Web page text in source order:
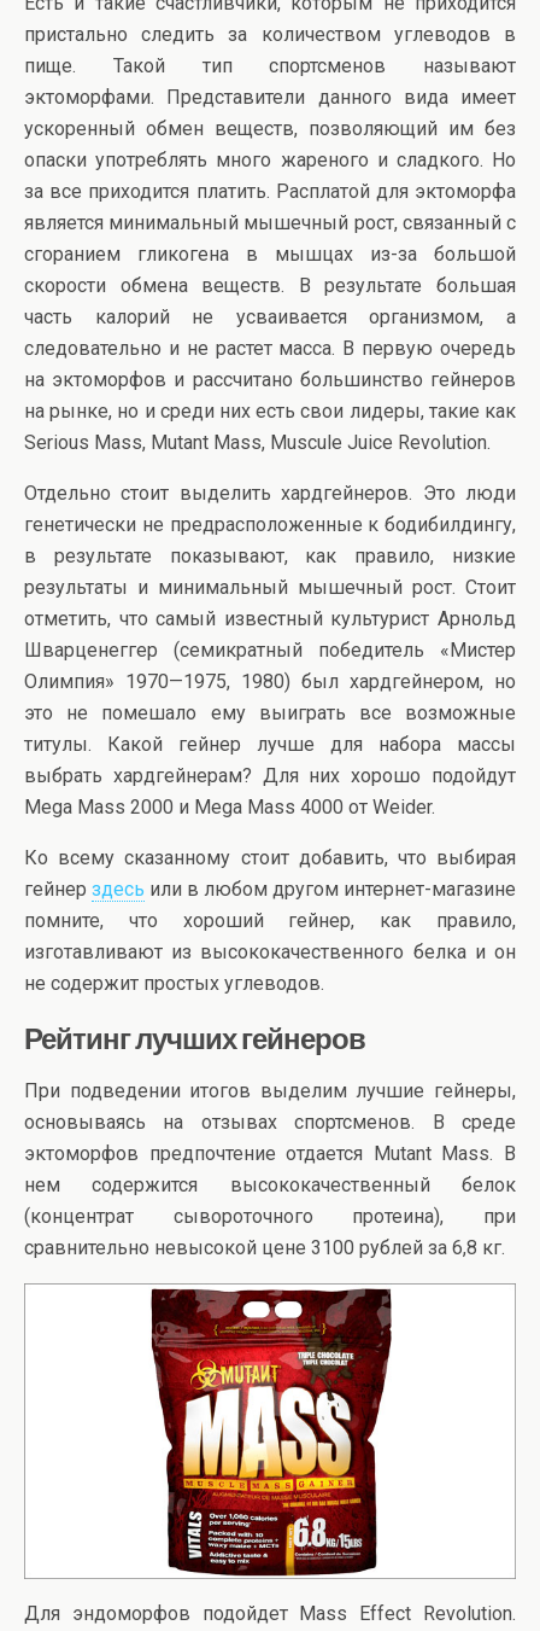
пристально следить за количеством углеводов в
пище. Такой тип спортсменов называют
эктоморфами. Представители данного вида имеет
ускоренный обмен веществ, позволяющий им без
опаски употреблять много жареного и сладкого. Но
за все приходится платить. Расплатой для эктоморфа
является минимальный мышечный рост, связанный с
сгоранием гликогена в мышцах из-за большой
скорости обмена веществ. В результате большая
часть калорий не усваивается организмом, а
следовательно и не растет масса. В первую очередь
на эктоморфов и рассчитано большинство гейнеров
на рынке, но и среди них есть свои лидеры, такие как
Serious Mass, Mutant Mass, Muscule Juice Revolution.
Отдельно стоит выделить хардгейнеров. Это люди
генетически не предрасположенные к бодибилдингу,
в результате показывают, как правило, низкие
результаты и минимальный мышечный рост. Стоит
отметить, что самый известный культурист Арнольд
Шварценеггер (семикратный победитель «Мистер
Олимпия» 1970—1975, 1980) был хардгейнером, но
это не помешало ему выиграть все возможные
титулы. Какой гейнер лучше для набора массы
выбрать хардгейнерам? Для них хорошо подойдут
Mega Mass 2000 и Mega Mass 4000 от Weider.
Ко всему сказанному стоит добавить, что выбирая
гейнер здесь или в любом другом интернет-магазине
помните, что хороший гейнер, как правило,
изготавливают из высококачественного белка и он
не содержит простых углеводов.
Рейтинг лучших гейнеров
При подведении итогов выделим лучшие гейнеры,
основываясь на отзывах спортсменов. В среде
эктоморфов предпочтение отдается Mutant Mass. В
нем содержится высококачественный белок
(концентрат сывороточного протеина), при
сравнительно невысокой цене 3100 рублей за 6,8 кг.
Для эндоморфов подойдет Mass Effect Revolution.